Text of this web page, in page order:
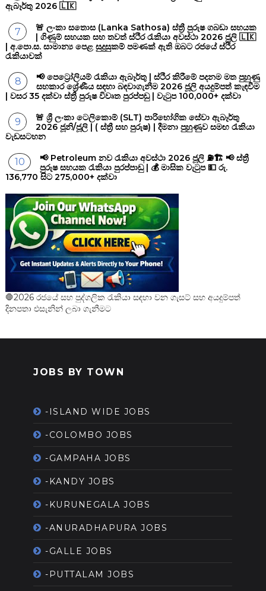
ඇබෑර්තු 2026 🇱🇰
🚨 ලංකා සතොස (Lanka Sathosa) ස්ත්‍රී පුරුෂ ගබඩා සහයක
| ගිණුම් සහයක සහ තවත් ස්ථිර රැකියා අවස්ථා 2026 ජූලි 🇱🇰
| අ.පො.ස. සාමාන්‍ය පෙළ සුදුසුකම් පමණක් ඇති ඔබට රජයේ ස්ථිර
රැකියාවක්
📢 පෙට්‍රෝලියම් රැකියා ඇබෑර්තු | ස්ථිර කිරීමේ පදනම මත පුහුණු
සහකාර ශ්‍රේණීය සඳහා බඳවාගැනීම 2026 ජූලි අයදුම්පත් කැඳවීම
| වසර 35 දක්වා ස්ත්‍රී පුරුෂ විවෘත පුරප්පඩු | වැටුප 100,000+ දක්වා
🚨 ශ්‍රී ලංකා ටෙලිකොම් (SLT) පාරිභෝගික සේවා ඇබෑර්තු
2026 ජූනි/ජූලි | ( ස්ත්‍රී සහ පුරුෂ) | දීමනා පුහුණුව සමඟ රැකියා
වැඩසටහන
📢 Petroleum නව රැකියා අවස්ථා 2026 ජූලි ⛽🏗️ 📢 ස්ත්‍රී
පුරුෂ සහයක රැකියා පුරප්පාඩු | 💰 මාසික වැටුප 💵 රු.
136,770 සිට 275,000+ දක්වා
🛑2026 රජයේ සහ පුද්ගලික රැකියා සඳහා වන ගැසට් සහ අයදුම්පත්
දිනපතා එසැනින් ලබා ගැනීමට
JOBS BY TOWN
-ISLAND WIDE JOBS
-COLOMBO JOBS
-GAMPAHA JOBS
-KANDY JOBS
-KURUNEGALA JOBS
-ANURADHAPURA JOBS
-GALLE JOBS
-PUTTALAM JOBS